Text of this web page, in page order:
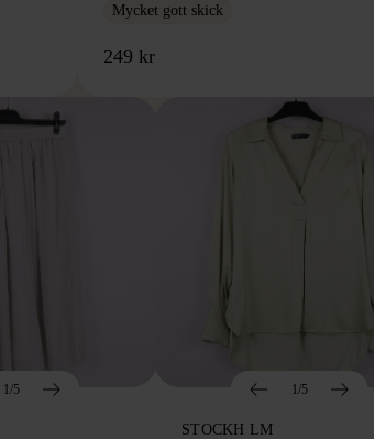
Mycket gott skick
249 kr
1/5 1/5
STOCKH LM